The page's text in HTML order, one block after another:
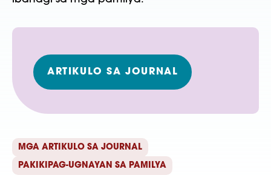
ARTIKULO SA JOURNAL
MGA ARTIKULO SA JOURNAL
PAKIKIPAG-UGNAYAN SA PAMILYA